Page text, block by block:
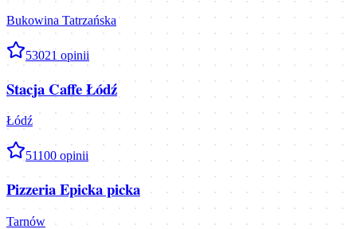
Bukowina Tatrzańska
53021 opinii
Stacja Caffe Łódź
Łódź
51100 opinii
Pizzeria Epicka picka
Tarnów